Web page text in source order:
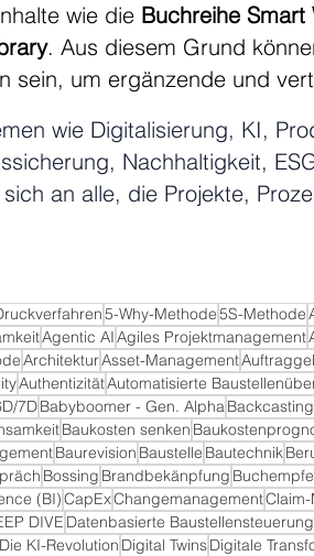
wie die Buchreihe Smart
. Aus diesem Grund
sein, um ergänzende und
wie Digitalisierung, KI,
Nachhaltigkeit,
an alle, die Projekte,
5-Why-Methode5S-Methode
Agentic AIAgiles Projektmanagement
ArchitekturAsset-Management
AuthentizitätAutomatisierte
7DBabyboomer - Gen. AlphaBackcasting
Baukosten senken
Baurevision Baustelle Bautechnik
Bossing Brandbekänpfung
(BI)CapExChangemanagement
DIVE Datenbasierte Baustellensteuerung
Die KI-Revolution Digital TwinsDigitale